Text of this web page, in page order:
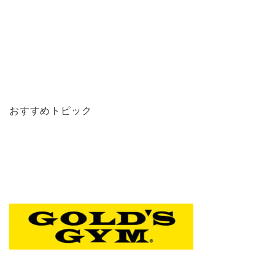
おすすめトピック